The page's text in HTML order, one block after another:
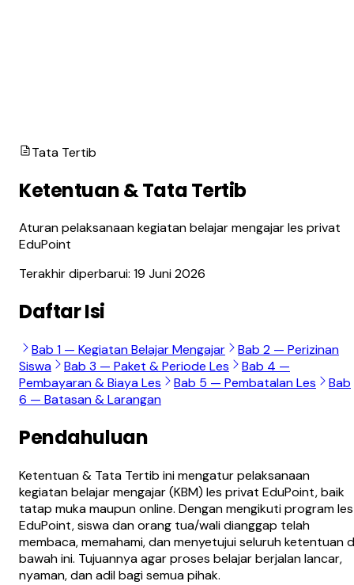
Tata Tertib
Ketentuan & Tata Tertib
Aturan pelaksanaan kegiatan belajar mengajar les privat
EduPoint
Terakhir diperbarui: 19 Juni 2026
Daftar Isi
Bab 1 — Kegiatan Belajar Mengajar
Bab 2 — Perizinan
Siswa
Bab 3 — Paket & Periode Les
Bab 4 —
Pembayaran & Biaya Les
Bab 5 — Pembatalan Les
Bab
6 — Batasan & Larangan
Pendahuluan
Ketentuan & Tata Tertib ini mengatur pelaksanaan
kegiatan belajar mengajar (KBM) les privat EduPoint, baik
tatap muka maupun online. Dengan mengikuti program les
EduPoint, siswa dan orang tua/wali dianggap telah
membaca, memahami, dan menyetujui seluruh ketentuan
bawah ini. Tujuannya agar proses belajar berjalan lancar,
nyaman, dan adil bagi semua pihak.